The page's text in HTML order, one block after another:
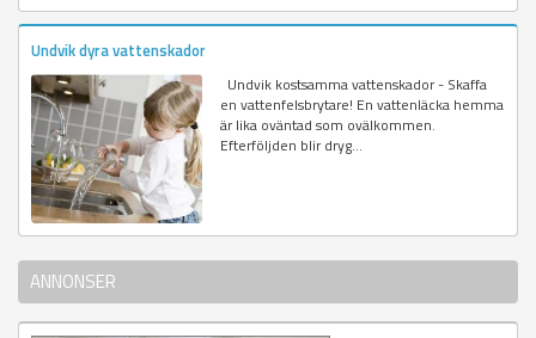
Undvik dyra vattenskador
Undvik kostsamma vattenskador - Skaffa
en vattenfelsbrytare! En vattenläcka hemma
är lika oväntad som ovälkommen.
Efterföljden blir dryg...
ANNONSER